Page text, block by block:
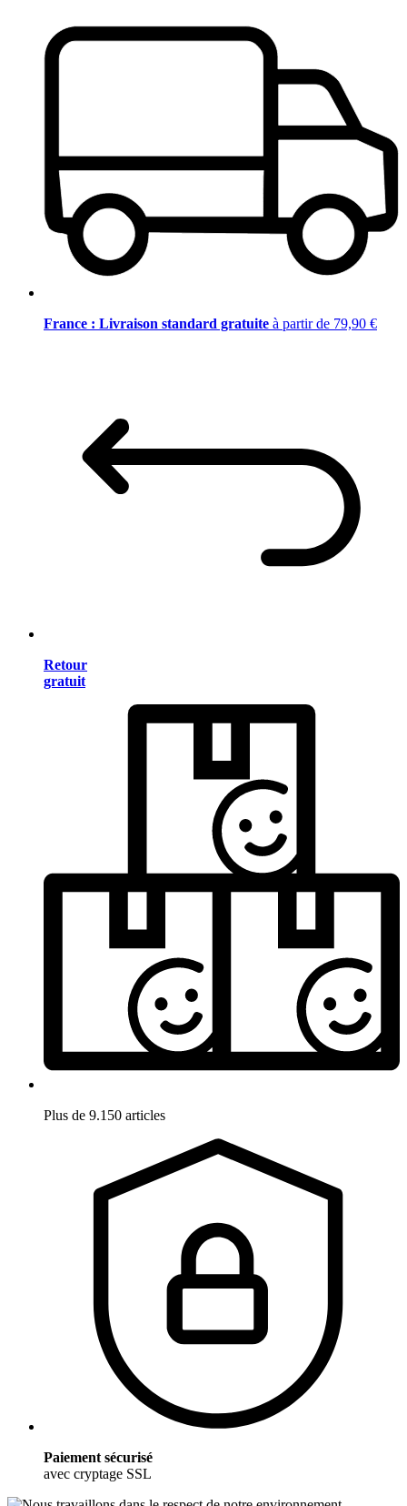
France : Livraison standard gratuite à partir de 79,90 €
Retour
gratuit
Plus de 9.150 articles
Paiement sécurisé
avec cryptage SSL